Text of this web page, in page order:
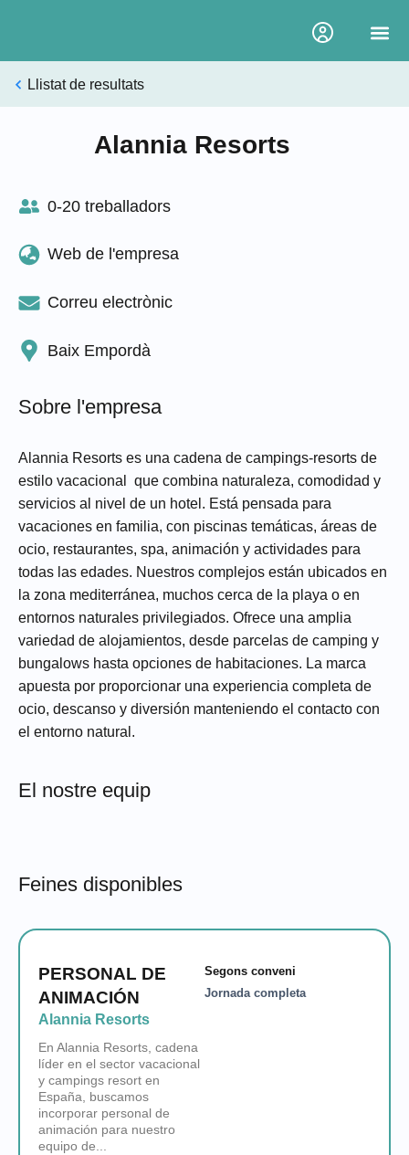
Llistat de resultats
Alannia Resorts
0-20 treballadors
Web de l'empresa
Correu electrònic
Baix Empordà
Sobre l'empresa
Alannia Resorts es una cadena de campings-resorts de
estilo vacacional que combina naturaleza, comodidad y
servicios al nivel de un hotel. Está pensada para
vacaciones en familia, con piscinas temáticas, áreas de
ocio, restaurantes, spa, animación y actividades para
todas las edades. Nuestros complejos están ubicados en
la zona mediterránea, muchos cerca de la playa o en
entornos naturales privilegiados. Ofrece una amplia
variedad de alojamientos, desde parcelas de camping y
bungalows hasta opciones de habitaciones. La marca
apuesta por proporcionar una experiencia completa de
ocio, descanso y diversión manteniendo el contacto con
el entorno natural.
El nostre equip
Feines disponibles
PERSONAL DE
ANIMACIÓN
Alannia Resorts
En Alannia Resorts, cadena
líder en el sector vacacional
y campings resort en
España, buscamos
incorporar personal de
animación para nuestro
equipo de...
Segons conveni
Jornada completa